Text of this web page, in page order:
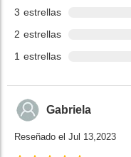
3 estrellas
2 estrellas
1 estrellas
Gabriela
Reseñado el Jul 13,2023